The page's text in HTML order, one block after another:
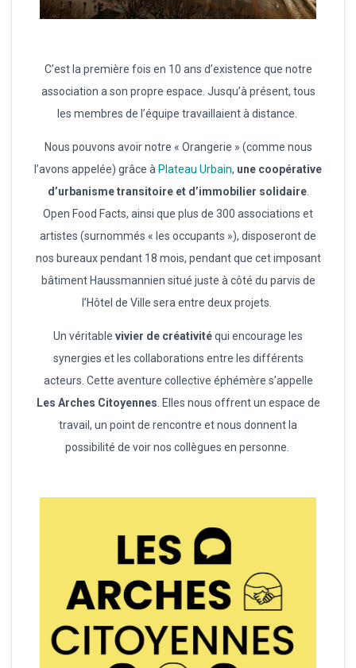
C’est la première fois en 10 ans d’existence que notre
association a son propre espace. Jusqu’à présent, tous
les membres de l’équipe travaillaient à distance.
Nous pouvons avoir notre « Orangerie » (comme nous
l’avons appelée) grâce à Plateau Urbain, une coopérative
d’urbanisme transitoire et d’immobilier solidaire.
Open Food Facts, ainsi que plus de 300 associations et
artistes (surnommés « les occupants »), disposeront de
nos bureaux pendant 18 mois, pendant que cet imposant
bâtiment Haussmannien situé juste à côté du parvis de
l’Hôtel de Ville sera entre deux projets.
Un véritable vivier de créativitéqui encourage les
synergies et les collaborations entre les différents
acteurs. Cette aventure collective éphémère s’appelle
Les Arches Citoyennes . Elles nous offrent un espace de
travail, un point de rencontre et nous donnent la
possibilité de voir nos collègues en personne.